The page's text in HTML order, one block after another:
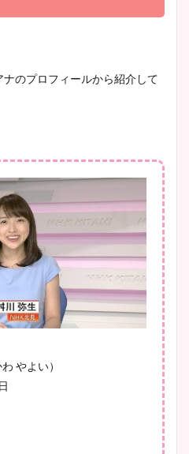
清水麻椰アナのかわいい画
大家彩香アナのかわいいカッ
プ画像まとめ！同期や実家に
wikiプロフも！
安藤萌々アナのカップ画像や
ニット衣装まとめ！美足の筋
鈴木唯の太ってた時の体重が
イエット方は？昔と現在を画
のプロフィールから紹介して
やよい）